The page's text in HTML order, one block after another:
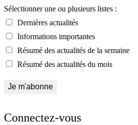
Sélectionner une ou plusieurs listes :
Dernières actualités
Informations importantes
Résumé des actualités de la semaine
Résumé des actualités du mois
Connectez-vous